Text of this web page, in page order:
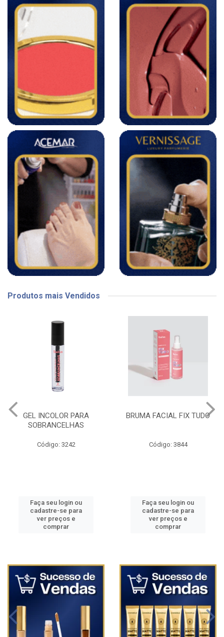
Produtos mais Vendidos
BRUMA FACIAL FIX TUDO
Código: 3844
Faça seu login ou
cadastre-se para
ver preços e
comprar
CH LAPIS APONTAVEL
Código: 3982
Faça seu login ou
cadastre-se para
ver preços e
comprar